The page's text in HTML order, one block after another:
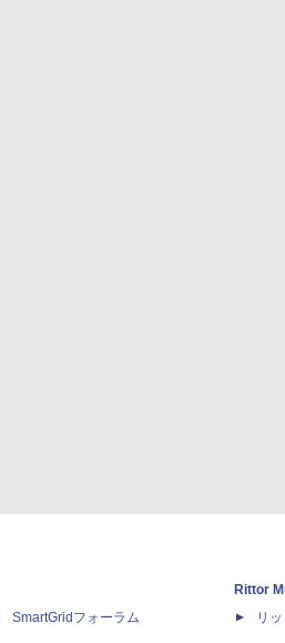
SmartGridフォーラム
Rittor
リ